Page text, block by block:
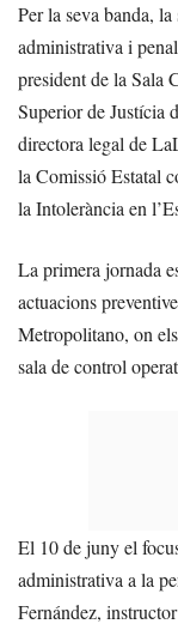
Per la seva banda,
administrativa i
president de la Sala
Superior de Justícia
directora legal de
la Comissió Estatal
la Intolerància en
La primera jornada
actuacions
Metropolitano, on
sala de control
El 10 de juny el
administrativa a la
Fernández,